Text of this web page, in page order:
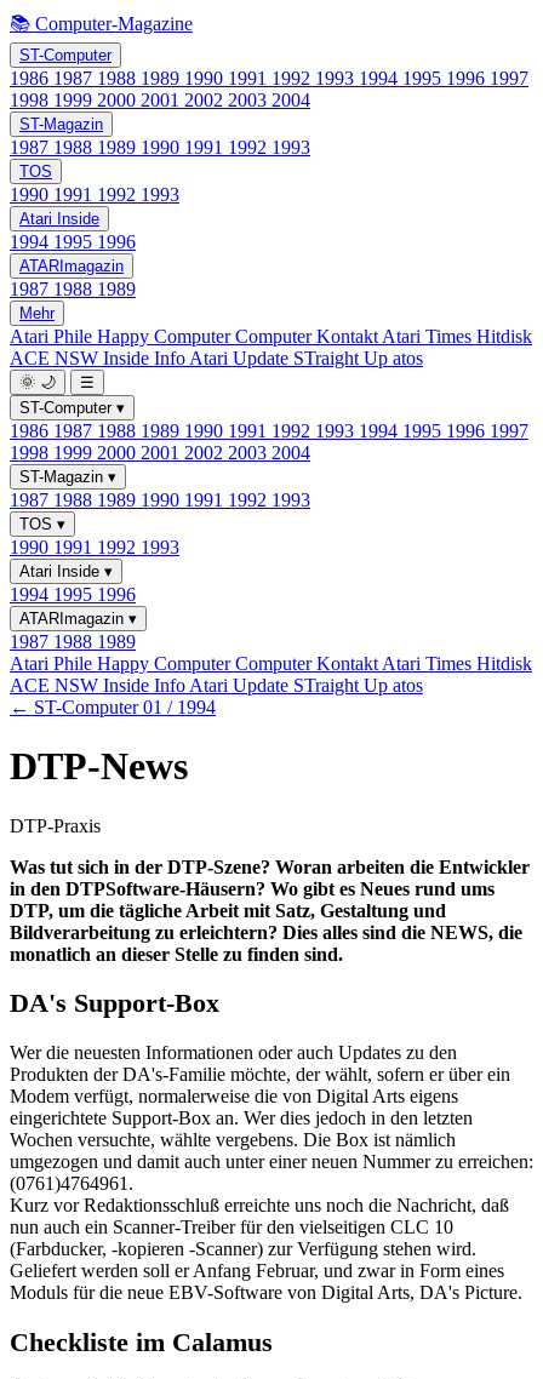
📚 Computer-Magazine
ST-Computer
1986 1987 1988 1989 1990 1991 1992 1993 1994 1995 1996 1997
1998 1999 2000 2001 2002 2003 2004
ST-Magazin
1987 1988 1989 1990 1991 1992 1993
TOS
1990 1991 1992 1993
Atari Inside
1994 1995 1996
ATARImagazin
1987 1988 1989
Mehr
Atari Phile Happy ComputerComputer Kontakt Atari Times Hitdisk
ACE NSW Inside Info Atari Update STraight Up atos
🌞 🌙
☰
ST-Computer ▾
1986 1987 1988 1989 1990 1991 1992 1993 1994 1995 1996 1997
1998 1999 2000 2001 2002 2003 2004
ST-Magazin ▾
1987 1988 1989 1990 1991 1992 1993
TOS ▾
1990 1991 1992 1993
Atari Inside ▾
1994 1995 1996
ATARImagazin ▾
1987 1988 1989
Atari Phile Happy ComputerComputer Kontakt Atari Times Hitdisk
ACE NSW Inside Info Atari Update STraight Up atos
← ST-Computer 01 / 1994
DTP-News
DTP-Praxis
Was tut sich in der DTP-Szene? Woran arbeiten die Entwickler
in den DTPSoftware-Häusern? Wo gibt es Neues rund ums
DTP, um die tägliche Arbeit mit Satz, Gestaltung und
Bildverarbeitung zu erleichtern? Dies alles sind die NEWS, die
monatlich an dieser Stelle zu finden sind.
DA's Support-Box
Wer die neuesten Informationen oder auch Updates zu den
Produkten der DA's-Familie möchte, der wählt, sofern er über ein
Modem verfügt, normalerweise die von Digital Arts eigens
eingerichtete Support-Box an. Wer dies jedoch in den letzten
Wochen versuchte, wählte vergebens. Die Box ist nämlich
umgezogen und damit auch unter einer neuen Nummer zu erreichen:
(0761)4764961.
Kurz vor Redaktionsschluß erreichte uns noch die Nachricht, daß
nun auch ein Scanner-Treiber für den vielseitigen CLC 10
(Farbducker, -kopieren -Scanner) zur Verfügung stehen wird.
Geliefert werden soll er Anfang Februar, und zwar in Form eines
Moduls für die neue EBV-Software von Digital Arts, DA's Picture.
Checkliste im Calamus